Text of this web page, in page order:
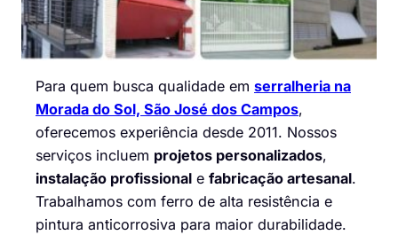
Para quem busca qualidade em serralheria na
Morada do Sol, São José dos Campos,
oferecemos experiência desde 2011. Nossos
serviços incluem projetos personalizados,
instalação profissional e fabricação artesanal.
Trabalhamos com ferro de alta resistência e
pintura anticorrosiva para maior durabilidade.